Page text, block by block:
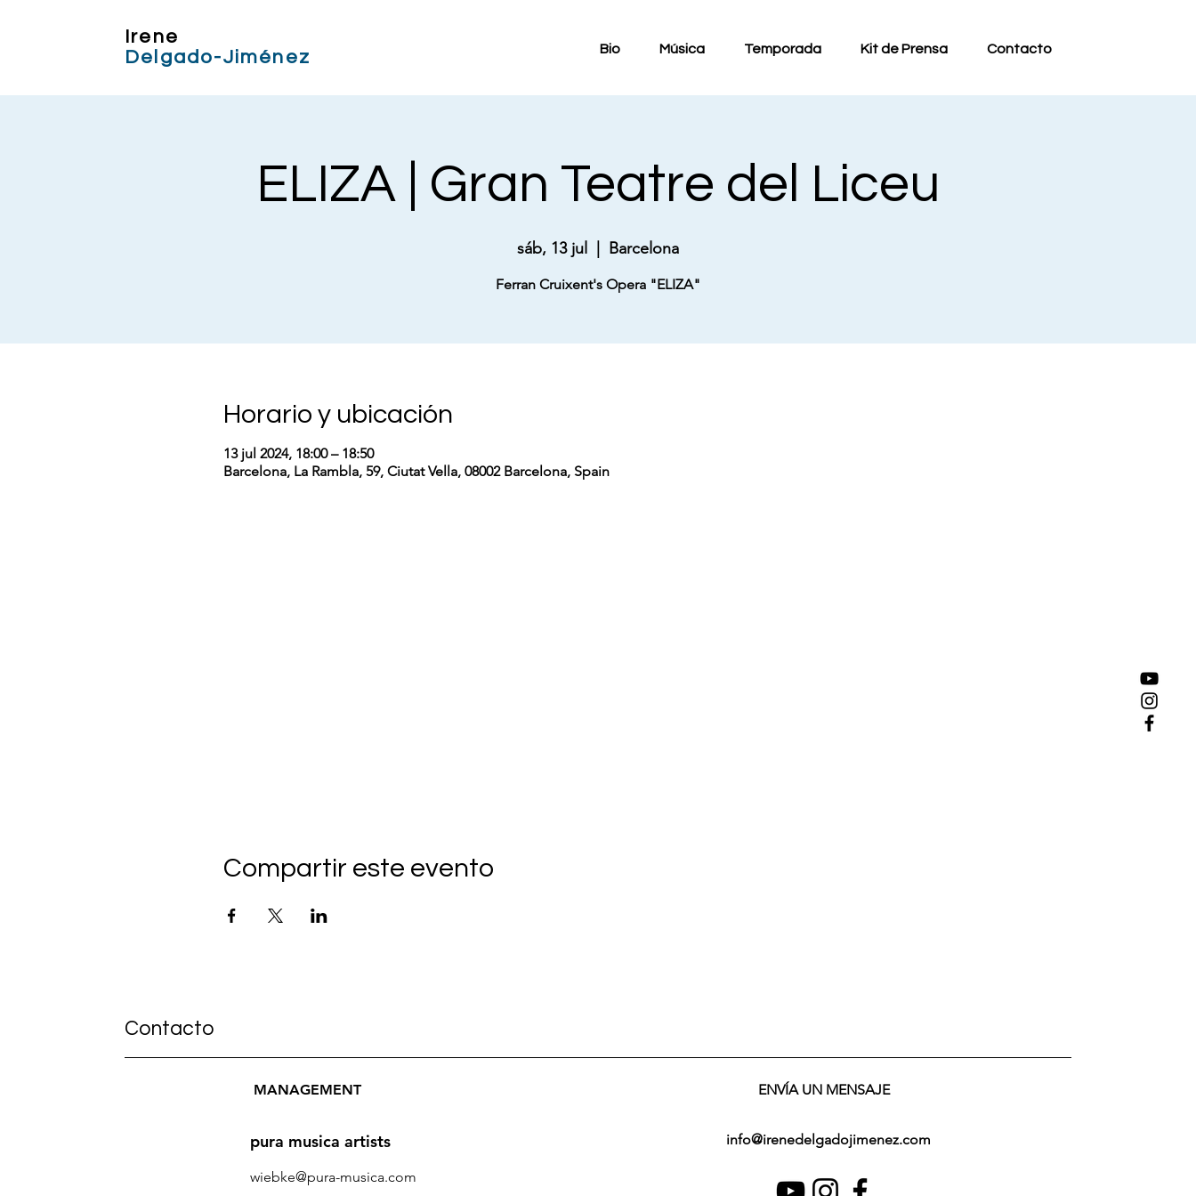
Irene
Delgado-Jiménez
Bio Música Temporada Kit de Prensa Contacto
ELIZA | Gran Teatre del Liceu
sáb, 13 jul Barcelona
Ferran Cruixent's Opera "ELIZA"
Horario y ubicación
13 jul 2024, 18:00 – 18:50
Barcelona, La Rambla, 59, Ciutat Vella, 08002 Barcelona, Spain
Compartir este evento
Contacto
MANAGEMENT
pura musica artists
wiebke@pura-musica.com
ENVÍA UN MENSAJE
info@irenedelgadojimenez.com